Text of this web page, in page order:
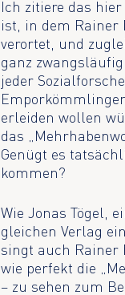
Ich zitiere das
ist, in dem Rainer
verortet, und
ganz
jeder
erleiden wollen
das
Genügt es
kommen?
Wie Jonas Tögel,
gleichen Verlag
singt auch Rainer
wie perfekt die
– zu sehen zum